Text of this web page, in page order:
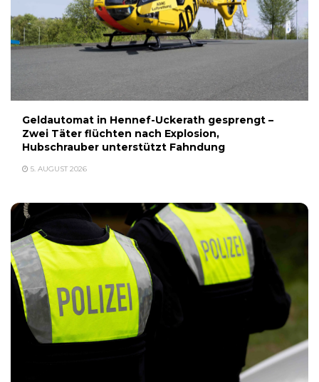
Geldautomat in Hennef-Uckerath gesprengt –
Zwei Täter flüchten nach Explosion,
Hubschrauber unterstützt Fahndung
5. AUGUST 2026